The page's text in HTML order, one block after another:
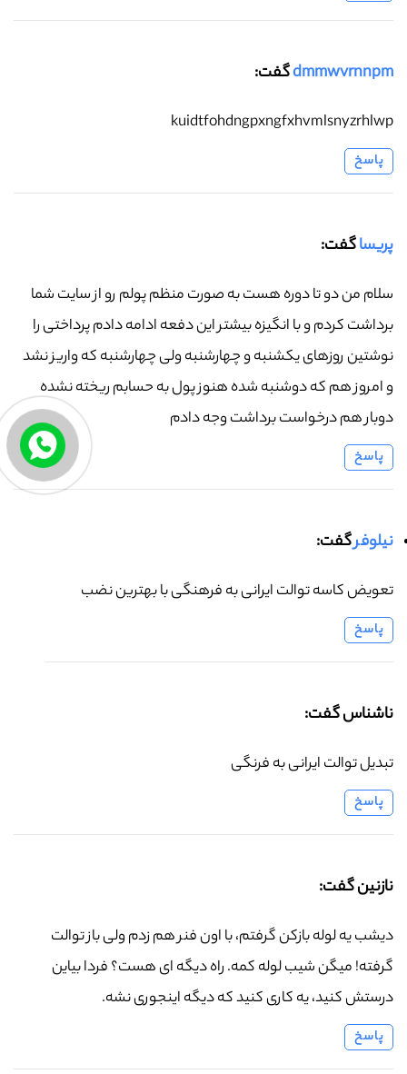
dmmwvrnnpmگفت:
kuidtfohdngpxngfxhvmlsnyzrhlwp
پاسخ
پریساگفت:
سلام من دو تا دوره هست به صورت منظم پولم رو از سایت شما
برداشت کردم و با انگیزه بیشتر این دفعه ادامه دادم پرداختی را
نوشتین روزهای یکشنبه و چهارشنبه ولی چهارشنبه که واریز نشد
و امروز هم که دوشنبه شده هنوز پول به حسابم ریخته نشده
دوبار هم درخواست برداشت وجه دادم
پاسخ
نیلوفرگفت:
تعویض کاسه توالت ایرانی به فرهنگی با بهترین نضب
پاسخ
ناشناس گفت:
تبدیل توالت ایرانی به فرنگی
پاسخ
نازنین گفت:
دیشب یه لوله بازکن گرفتم، با اون فنر هم زدم ولی باز توالت
گرفته! میگن شیب لوله کمه. راه دیگه ای هست؟ فردا بیاین
درستش کنید، یه کاری کنید که دیگه اینجوری نشه.
پاسخ